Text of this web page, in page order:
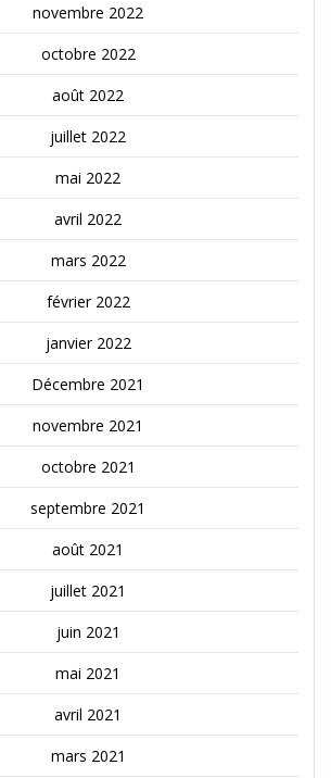
novembre 2022
octobre 2022
août 2022
juillet 2022
mai 2022
avril 2022
mars 2022
février 2022
janvier 2022
Décembre 2021
novembre 2021
octobre 2021
septembre 2021
août 2021
juillet 2021
juin 2021
mai 2021
avril 2021
mars 2021